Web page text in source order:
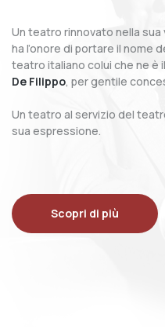
Un teatro rinnovato nella
ha l’onore di portare il nome
teatro italiano colui che ne è
De Filippo, per gentile
Un teatro al servizio del
sua espressione.
Scopri di più